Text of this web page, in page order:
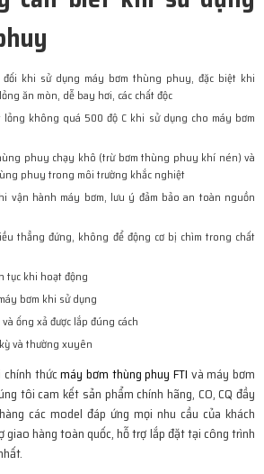
khi sử dụng máy bơm thùng phuy, đặc biệt khi
ăn mòn, dễ bay hơi, các chất độc
không quá 500 độ C khi sử dụng cho máy bơm
phuy chạy khô (trừ bơm thùng phuy khí nén) và
phuy trong môi trường khắc nghiệt
vận hành máy bơm, lưu ý đảm bảo an toàn nguồn
thẳng đứng, không để động cơ bị chìm trong chất
tục khi hoạt động
bơm khi sử dụng
ống xả được lắp đúng cách
và thường xuyên
chính thứcmáy bơm thùng phuy FTI và máy bơm
tôi cam kết sản phẩm chính hãng, CO, CQ đầy
các model đáp ứng mọi nhu cầu của khách
giao hàng toàn quốc, hỗ trợ lắp đặt tại công trình